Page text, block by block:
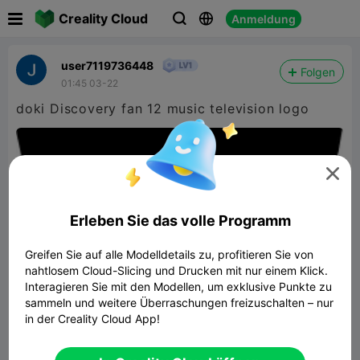
Creality Cloud   Anmeldung
user7119736448
01:45 03-22
Folgen
doki Discovery fan 12 music television logo

Erleben Sie das volle Programm
Greifen Sie auf alle Modelldetails zu, profitieren Sie von
nahtlosem Cloud-Slicing und Drucken mit nur einem Klick.
Interagieren Sie mit den Modellen, um exklusive Punkte zu
sammeln und weitere Überraschungen freizuschalten – nur
in der Creality Cloud App!